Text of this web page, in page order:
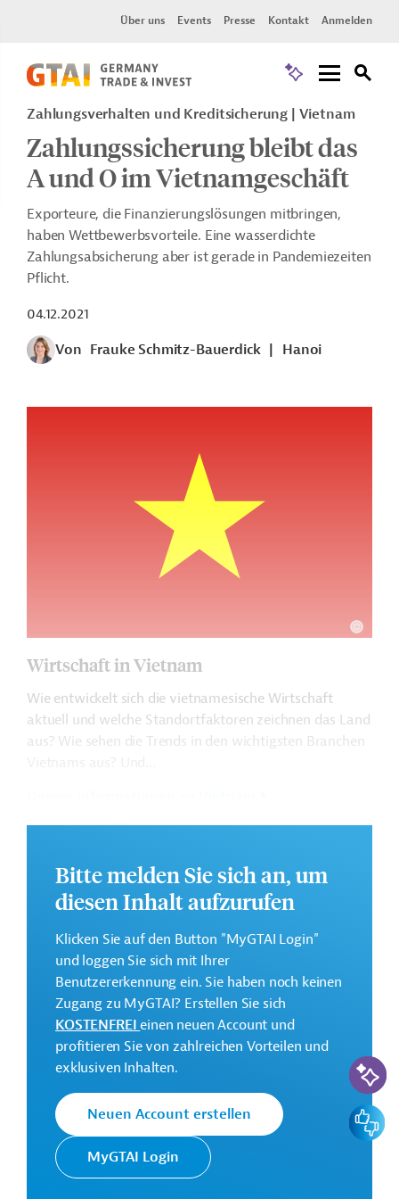
Über uns Events Presse Kontakt Anmelden
Zahlungsverhalten und Kreditsicherung | Vietnam
Zahlungssicherung bleibt das
A und O im Vietnamgeschäft
Exporteure, die Finanzierungslösungen mitbringen,
haben Wettbewerbsvorteile. Eine wasserdichte
Zahlungsabsicherung aber ist gerade in Pandemiezeiten
Pflicht.
04.12.2021
Von Frauke Schmitz-Bauerdick Hanoi
Wirtschaft in Vietnam
Wie entwickelt sich die vietnamesische Wirtschaft
aktuell und welche Standortfaktoren zeichnen das Land
aus? Wie sehen die Trends in den wichtigsten Branchen
Asien-Pazifik: Motor der Weltwirtschaft
Die Region Asien-Pazifik hat in den vergangenen
Jahrzehnten enorm an wirtschaftlicher Bedeutung
gewonnen. Für Deutschland sind die asiatischen Länder
wichtige Absatzmärkte und Partner.
Bitte melden Sie sich an, um
diesen Inhalt aufzurufen
Klicken Sie auf den Button "MyGTAI Login"
und loggen Sie sich mit Ihrer
Benutzererkennung ein. Sie haben noch keinen
Zugang zu MyGTAI? Erstellen Sie sich
KOSTENFREIeinen neuen Account und
profitieren Sie von zahlreichen Vorteilen und
exklusiven Inhalten.
Neuen Account erstellen
MyGTAI Login
KI-